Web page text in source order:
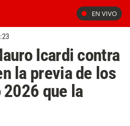
EN VIVO
Icardi contra
la previa de los
que la